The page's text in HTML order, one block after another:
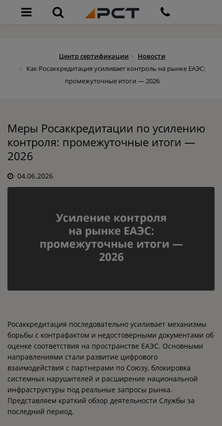
Центр сертификации
Новости
Как Росаккредитация усиливает контроль на рынке ЕАЭС:
промежуточные итоги — 2026
Меры Росаккредитации по усилению
контроля: промежуточные итоги —
2026
04.06.2026
Росаккредитация последовательно усиливает механизмы
борьбы с контрафактом и недостоверными документами об
оценке соответствия на пространстве ЕАЭС. Основными
направлениями стали развитие цифрового
взаимодействия с партнерами по Союзу, блокировка
системных нарушителей и расширение национальной
инфраструктуры под реальные запросы рынка.
Представляем краткий обзор деятельности Службы за
последний период.